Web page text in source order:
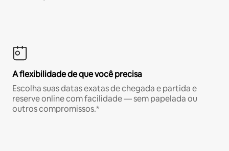
A flexibilidade de que você precisa
Escolha suas datas exatas de chegada e partida e
reserve online com facilidade — sem papelada ou
outros compromissos.*